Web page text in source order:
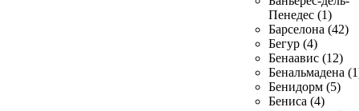
Пенедес (1)
Барселона (42)
Бегур (4)
Бенаавис (12)
Бенальмадена
Бенидорм (5)
Бениса (4)